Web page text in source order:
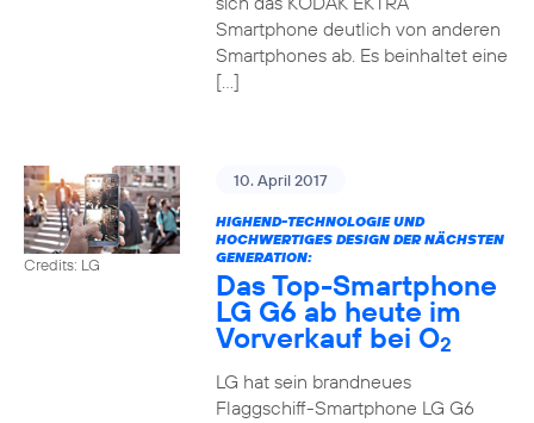
Smartphone deutlich von anderen
Smartphones ab. Es beinhaltet eine
[…]
Credits: LG
10. April 2017
HIGHEND-TECHNOLOGIE UND
HOCHWERTIGES DESIGN DER NÄCHSTEN
GENERATION:
Das Top-Smartphone
LG G6 ab heute im
Vorverkauf bei O2
LG hat sein brandneues
Flaggschiff-Smartphone LG G6